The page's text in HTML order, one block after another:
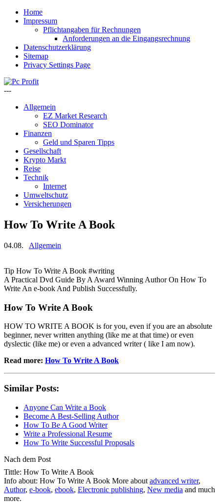
Home
Impressum
Pflichtangaben für Rechnungen
Anforderungen an die Eingangsrechnung
Datenschutzerklärung
Sitemap
Privacy Settings Page
---
Allgemein
EZ Market Research
SEO Dominator
Finanzen
Geld und Sparen Tipps
Gesellschaft
Krypto Markt
Reise
Technik
Internet
Umweltschutz
Versicherungen
How To Write A Book
04.08. Allgemein
Tip How To Write A Book #writing
A Practical Dvd Guide By A Award Winning Author On How To
Write An e-book And Publish Successfully.
How To Write A Book
HOW TO WRITE A BOOK is for you, even if you are an absolute
beginner, never written anything (like me at that time) or even
dyslectic (like me) or even a advanced writer ( like I am now).
Read more: How To Write A Book
Similar Posts:
Anyone Can Write a Book
Become A Best-Selling Author
How To Be A Good Writer
Write a Professional Resume
How To Write Successful Proposals
Nach dem Post
Tittle: How To Write A Book
Info about: How To Write A Book More about advanced writer,
Author, e-book, ebook, Electronic publishing, New media and much
more.